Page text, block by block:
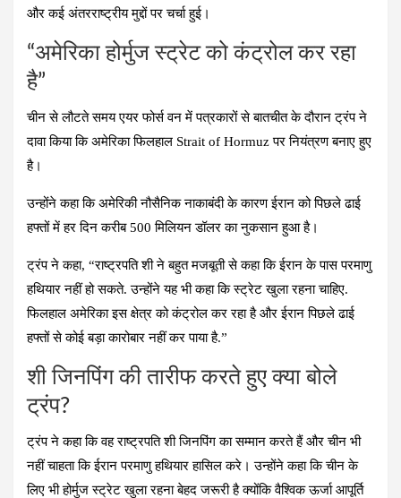
और कई अंतरराष्ट्रीय मुद्दों पर चर्चा हुई।
“अमेरिका होर्मुज स्ट्रेट को कंट्रोल कर रहा
है”
चीन से लौटते समय एयर फोर्स वन में पत्रकारों से बातचीत के दौरान ट्रंप ने
दावा किया कि अमेरिका फिलहाल Strait of Hormuz पर नियंत्रण बनाए हुए
है।
उन्होंने कहा कि अमेरिकी नौसैनिक नाकाबंदी के कारण ईरान को पिछले ढाई
हफ्तों में हर दिन करीब 500 मिलियन डॉलर का नुकसान हुआ है।
ट्रंप ने कहा, “राष्ट्रपति शी ने बहुत मजबूती से कहा कि ईरान के पास परमाणु
हथियार नहीं हो सकते. उन्होंने यह भी कहा कि स्ट्रेट खुला रहना चाहिए.
फिलहाल अमेरिका इस क्षेत्र को कंट्रोल कर रहा है और ईरान पिछले ढाई
हफ्तों से कोई बड़ा कारोबार नहीं कर पाया है.”
शी जिनपिंग की तारीफ करते हुए क्या बोले
ट्रंप?
ट्रंप ने कहा कि वह राष्ट्रपति शी जिनपिंग का सम्मान करते हैं और चीन भी
नहीं चाहता कि ईरान परमाणु हथियार हासिल करे। उन्होंने कहा कि चीन के
लिए भी होर्मुज स्ट्रेट खुला रहना बेहद जरूरी है क्योंकि वैश्विक ऊर्जा आपूर्ति